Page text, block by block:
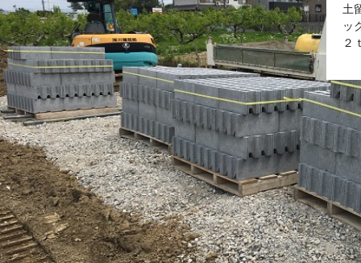
土
ッ
２